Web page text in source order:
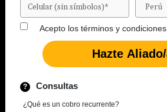
Acepto los términos y condiciones.
Consultas
¿Qué es un cobro recurrente?